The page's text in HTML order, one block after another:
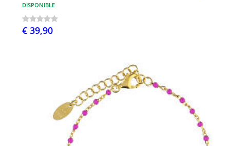
DISPONIBLE
€ 39,90